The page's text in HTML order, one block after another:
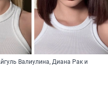
Валиулина, Диана Рак и